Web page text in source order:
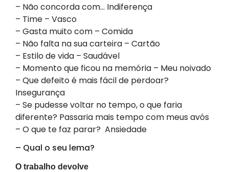
– Não concorda com… Indiferença
– Time – Vasco
– Gasta muito com – Comida
– Não falta na sua carteira – Cartão
– Estilo de vida – Saudável
– Momento que ficou na memória – Meu noivado
– Que defeito é mais fácil de perdoar?
Insegurança
– Se pudesse voltar no tempo, o que faria
diferente? Passaria mais tempo com meus avós
– O que te faz parar? Ansiedade
– Qual o seu lema?
O trabalho devolve